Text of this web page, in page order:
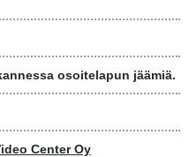
osoitelapun jäämiä.
Center Oy